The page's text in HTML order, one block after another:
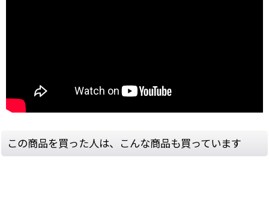
この商品を買った人は、こんな商品も買っています